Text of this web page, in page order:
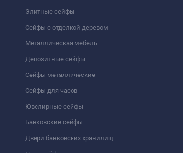
Элитные сейфы
Сейфы с отделкой деревом
Металлическая мебель
Депозитные сейфы
Сейфы металлические
Сейфы для часов
Ювелирные сейфы
Банковские сейфы
Двери банковских хранилищ